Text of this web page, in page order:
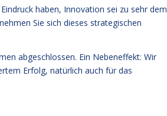
haben, Innovation sei zu sehr dem
Sie sich dieses strategischen
abgeschlossen. Ein Nebeneffekt: Wir
Erfolg, natürlich auch für das